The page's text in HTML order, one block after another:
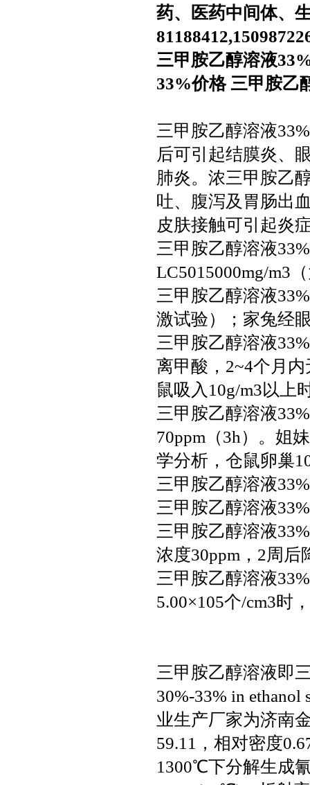
药、医药中间体、
三甲胺乙醇溶液
33%价格 三甲胺乙
三甲胺乙醇溶液
后可引起结膜炎、
肺炎。浓三甲胺乙
吐、腹泻及胃肠出
皮肤接触可引起炎
三甲胺乙醇溶液
LC5015000mg/m3
三甲胺乙醇溶液
激试验）；家兔经
三甲胺乙醇溶液
离甲酸，2~4个月
鼠吸入10g/m3以上
三甲胺乙醇溶液
70ppm（3h）。姐
学分析，仓鼠卵巢
三甲胺乙醇溶液
三甲胺乙醇溶液
三甲胺乙醇溶液
浓度30ppm，2周后
三甲胺乙醇溶液
5.00×105个/cm3时
三甲胺乙醇溶液即
30%-33% in
业生产厂家为济南
59.11，相对密度
1300℃下分解生成